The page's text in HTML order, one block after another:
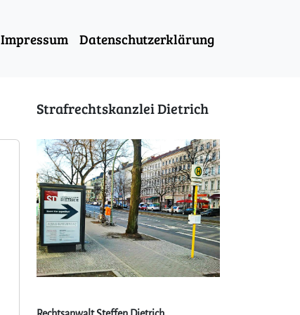
Impressum Datenschutzerklärung
Strafrechtskanzlei Dietrich